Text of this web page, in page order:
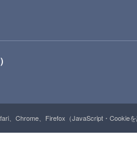
、Chrome、Firefox（JavaScript・Cookie